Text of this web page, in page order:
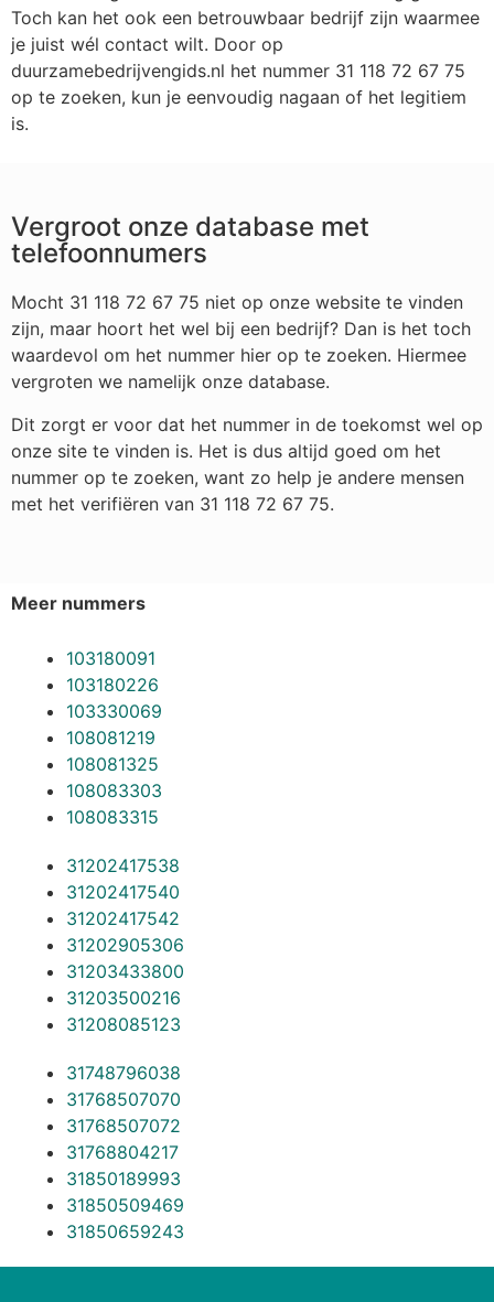
Toch kan het ook een betrouwbaar bedrijf zijn waarmee
je juist wél contact wilt. Door op
duurzamebedrijvengids.nl het nummer 31 118 72 67 75
op te zoeken, kun je eenvoudig nagaan of het legitiem
is.
Vergroot onze database met
telefoonnumers
Mocht 31 118 72 67 75 niet op onze website te vinden
zijn, maar hoort het wel bij een bedrijf? Dan is het toch
waardevol om het nummer hier op te zoeken. Hiermee
vergroten we namelijk onze database.
Dit zorgt er voor dat het nummer in de toekomst wel op
onze site te vinden is. Het is dus altijd goed om het
nummer op te zoeken, want zo help je andere mensen
met het verifiëren van 31 118 72 67 75.
Meer nummers
103180091
103180226
103330069
108081219
108081325
108083303
108083315
31202417538
31202417540
31202417542
31202905306
31203433800
31203500216
31208085123
31748796038
31768507070
31768507072
31768804217
31850189993
31850509469
31850659243